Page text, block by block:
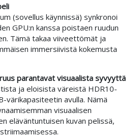
(sovellus käynnissä) synkronoi
GPU:n kanssa poistaen ruudun
Tämä takaa viiveettömät ja
immersiivistä kokemusta
parantavat visuaalista syvyyttä
ja eloisista väreistä HDR10-
värikapasiteetin avulla. Nämä
visuaalisen
eläväntuntuisen kuvan pelissä,